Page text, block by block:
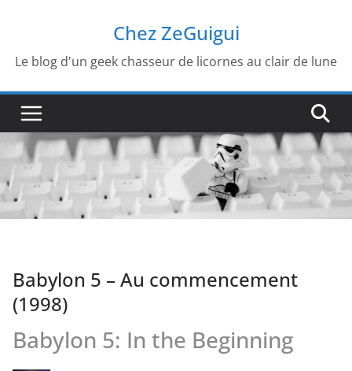
contenu
Chez ZeGuigui
Le blog d'un geek chasseur de licornes au clair de lune
Babylon 5 – Au commencement
(1998)
Babylon 5: In the Beginning